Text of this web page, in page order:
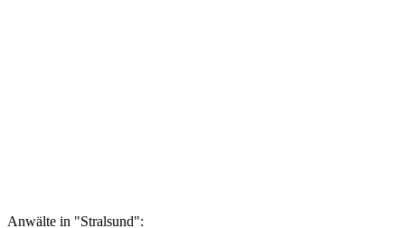
Anwälte in "Stralsund":